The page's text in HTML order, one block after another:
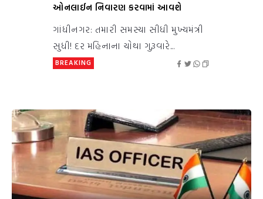
ઓનલાઈન નિવારણ કરવામાં આવશે
ગાંધીનગર: તમારી સમસ્યા સીધી મુખ્યમંત્રી
સુધી! દર મહિનાના ચોથા ગુરૂવારે...
BREAKING